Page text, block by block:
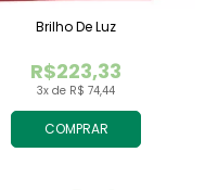
COMPRAR
3x de R$ 74,44
R$223,33
Brilho De Luz